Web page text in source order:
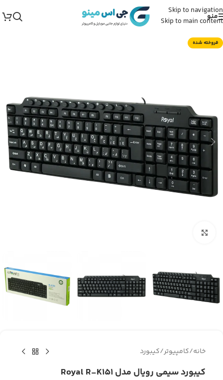
Skip to navigation
Skip to main content
منو
فروخته شده
خانه/کامپیوتر/کیبورد
کیبورد سیمی رویال مدل Royal R-K151